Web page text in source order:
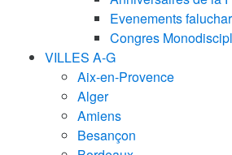
Evenements
Congres
VILLES A-G
Aix-en-Provence
Alger
Amiens
Besançon